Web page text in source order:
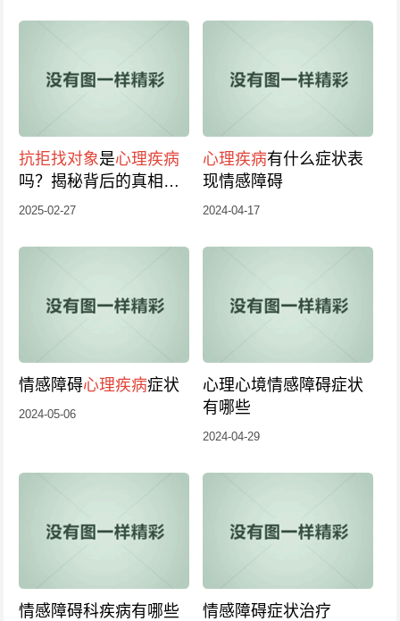
抗拒找对象是心理疾病
吗？揭秘背后的真相，
点击了解！
2025-02-27
心理疾病有什么症状表
现情感障碍
2024-04-17
情感障碍心理疾病症状
2024-05-06
心理心境情感障碍症状
有哪些
2024-04-29
情感障碍科疾病有哪些
情感障碍症状治疗